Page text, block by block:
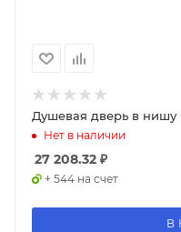
Душевая дверь в нишу
Нет в наличии
27 208.32 ₽
+ 544 на счет
В